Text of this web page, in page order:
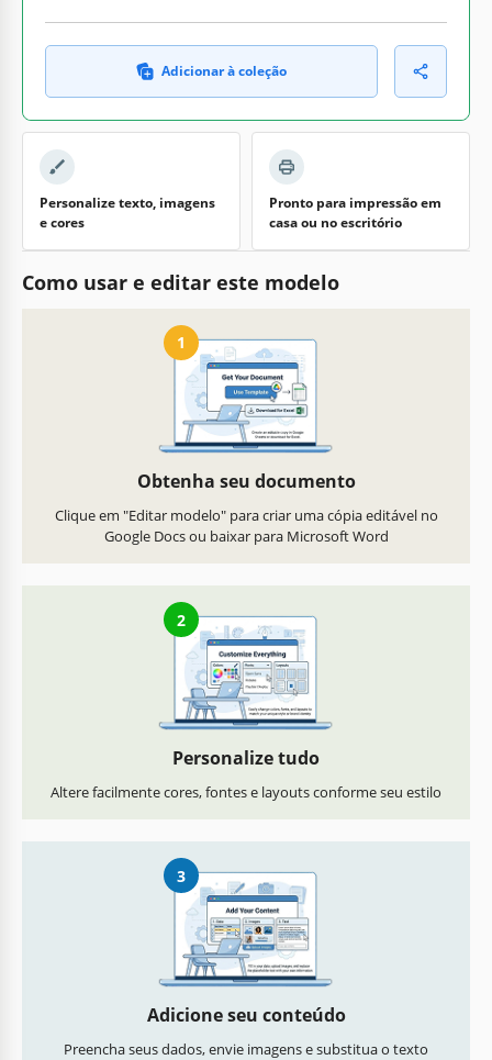
Adicionar à coleção
Personalize texto, imagens
e cores
Pronto para impressão em
casa ou no escritório
Como usar e editar este modelo
1
Obtenha seu documento
Clique em "Editar modelo" para criar uma cópia editável no
Google Docs ou baixar para Microsoft Word
2
Personalize tudo
Altere facilmente cores, fontes e layouts conforme seu estilo
3
Adicione seu conteúdo
Preencha seus dados, envie imagens e substitua o texto